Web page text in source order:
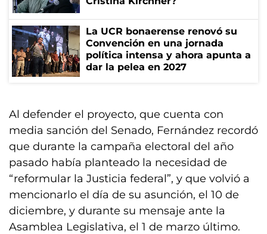
La UCR bonaerense renovó su
Convención en una jornada
política intensa y ahora apunta a
dar la pelea en 2027
Al defender el proyecto, que cuenta con
media sanción del Senado, Fernández recordó
que durante la campaña electoral del año
pasado había planteado la necesidad de
“reformular la Justicia federal”, y que volvió a
mencionarlo el día de su asunción, el 10 de
diciembre, y durante su mensaje ante la
Asamblea Legislativa, el 1 de marzo último.